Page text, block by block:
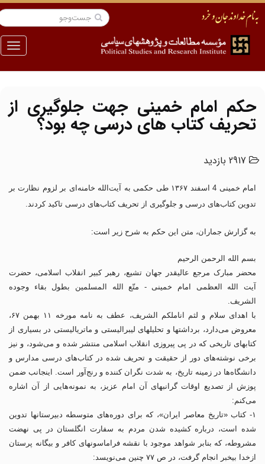
منو
حکم امام خمینی جهت جلوگیری از
تحریف کتاب های درسی چه بود؟
2917 بازدید
امام خمینی 4 اسفند ۱۳۶۷ طی حکمی به آیت‌الله خامنه‌ای بر لزوم نظارت بر
تدوین کتاب‌های درسی و جلوگیری از تحریف کتاب‌های درسی تاکید کردند.
به گزارش جماران، متن این حکم به شرح زیر است:
بسم الله الرحمن الرحیم
محضر مبارک مرجع عالیقدر جهان تشیع، رهبر کبیر انقلاب اسلامی، حضرت
آیت الله العظمی امام خمینی - متّع الله المسلمین بطول بقاء وجوده
الشریف.
با اهدای سلام و لثم اناملکم الشریف، عطف به نامه مورخه ۱۱ بهمن ۶۷،
معروض می‌دارد، برداشتها و تحلیلهای لیبرالیستی و ماتریالیستی در بسیاری از
کتابهای تاریخی که در پی پیروزی انقلاب اسلامی منتشر شده و می‌شود، و نیز
برخی نوشته‌های دور از حقیقت و تحریف شده در کتاب‌های درسی مدارس و
دانشگاه‌ها در زمینه تاریخ، به شدت نگران کننده و رنج‌آور است. اینجانب ضمن
پوزش از تصدیع اوقات گرانبهای آن امام عزیز، به نمونه‌هایی از آن اشاره
می‌کنم:
۱- کتاب «تاریخ معاصر ایران»، که برای دوره‌های متوسطه دبیرستانها تدوین
شده است، درباره کشیده شدن مردم به سفارت انگلستان در پی نهضت
مشروطه، که بنابر شواهد موجود با نقشه فراماسونهای کافر و بیگانه پرستان
ازخدا بیخبر انجام گرفت، در ص ۷۷ چنین می‌نویسد: